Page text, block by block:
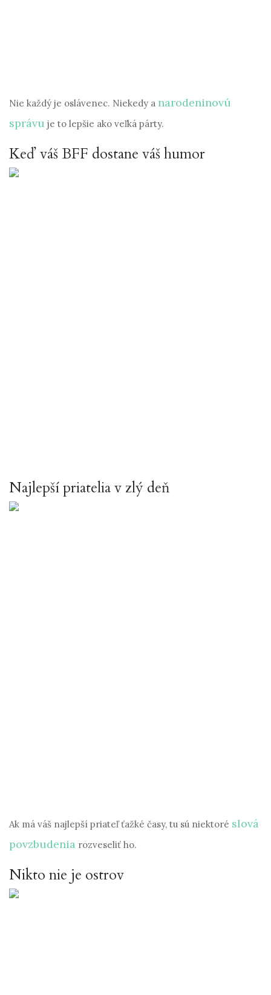
Nie každý je oslávenec. Niekedy a narodeninovú
správu je to lepšie ako veľká párty.
Keď váš BFF dostane váš humor
Najlepší priatelia v zlý deň
Ak má váš najlepší priateľ ťažké časy, tu sú niektoré slová
povzbudenia rozveseliť ho.
Nikto nie je ostrov